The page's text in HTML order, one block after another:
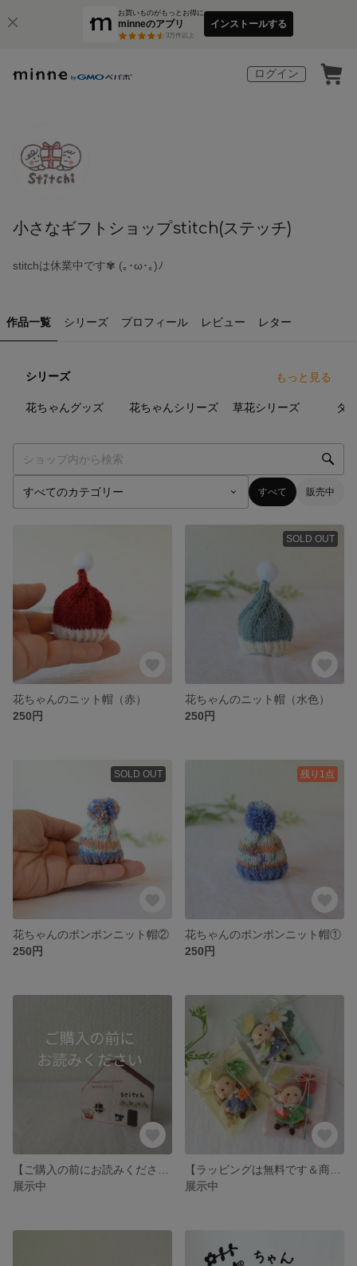
お買いものがもっとお得に
minneのアプリ
3万件以上
インストールする
ログイン
小さなギフトショップstitch(ステッチ)
stitchは休業中です✾ (⁠｡⁠･⁠ω⁠･⁠｡⁠)⁠ﾉ⁠
作品一覧 シリーズ プロフィール レビュー レター
シリーズ もっと見る
花ちゃんグッズ 花ちゃんシリーズ 草花シリーズ
すべて 販売中
花ちゃんのニット帽（赤）
250円
SOLD OUT
花ちゃんのニット帽（水色）
250円
SOLD OUT
花ちゃんのポンポンニット帽②
250円
残り1点
花ちゃんのポンポンニット帽①
250円
展示中
展示中